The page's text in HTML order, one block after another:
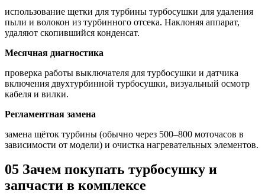
использование щетки для турбины турбосушки для удаления
пыли и волокон из турбинного отсека. Наклоняя аппарат,
удаляют скопившийся конденсат.
Месячная диагностика
проверка работы выключателя для турбосушки и датчика
включения двухтурбинной турбосушки, визуальный осмотр
кабеля и вилки.
Регламентная замена
замена щёток турбины (обычно через 500–800 моточасов в
зависимости от модели) и очистка нагревательных элементов.
05 Зачем покупать турбосушку и
запчасти в комплексе